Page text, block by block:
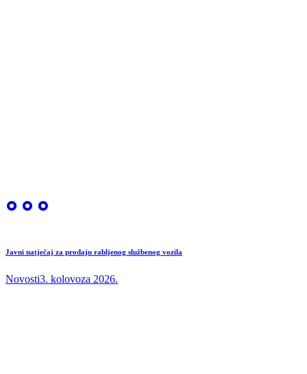
Javni natječaj za prodaju rabljenog službenog vozila
Novosti3. kolovoza 2026.